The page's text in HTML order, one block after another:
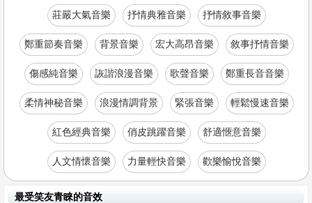
莊嚴大氣音樂 抒情典雅音樂 抒情敘事音樂
鄭重節奏音樂 背景音樂 宏大高昂音樂 敘事抒情音樂
傷感純音樂 詼諧浪漫音樂 歌聲音樂 鄭重長音音樂
柔情神秘音樂 浪漫情調背景 緊張音樂 輕鬆慢速音樂
紅色經典音樂 俏皮跳躍音樂 舒適愜意音樂
人文情懷音樂 力量輕快音樂 歡樂愉悅音樂
最受笑友青睞的音效